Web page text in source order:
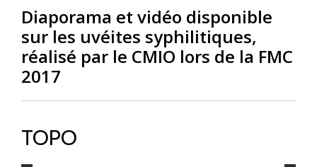
Diaporama et vidéo disponible
sur les uvéites syphilitiques,
réalisé par le CMIO lors de la FMC
2017
TOPO